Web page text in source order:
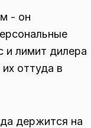
- он
и лимит дилера
оттуда в
держится на